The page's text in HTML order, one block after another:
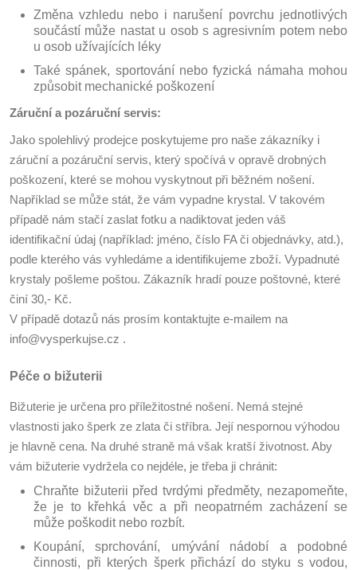
Změna vzhledu nebo i narušení povrchu jednotlivých
součástí může nastat u osob s agresivním potem nebo
u osob užívajících léky
Také spánek, sportování nebo fyzická námaha mohou
způsobit mechanické poškození
Záruční a pozáruční servis:
Jako spolehlivý prodejce poskytujeme pro naše zákazníky i
záruční a pozáruční servis, který spočívá v opravě drobných
poškození, které se mohou vyskytnout při běžném nošení.
Například se může stát, že vám vypadne krystal. V takovém
případě nám stačí zaslat fotku a nadiktovat jeden váš
identifikační údaj (například: jméno, číslo FA či objednávky, atd.),
podle kterého vás vyhledáme a identifikujeme zboží. Vypadnuté
krystaly pošleme poštou. Zákazník hradí pouze poštovné, které
činí 30,- Kč.
V případě dotazů nás prosím kontaktujte e-mailem na
info@vysperkujse.cz .
Péče o bižuterii
Bižuterie je určena pro příležitostné nošení. Nemá stejné
vlastnosti jako šperk ze zlata či stříbra. Její nespornou výhodou
je hlavně cena. Na druhé straně má však kratší životnost. Aby
vám bižuterie vydržela co nejdéle, je třeba ji chránit:
Chraňte bižuterii před tvrdými předměty, nezapomeňte,
že je to křehká věc a při neopatrném zacházení se
může poškodit nebo rozbít.
Koupání, sprchování, umývání nádobí a podobné
činnosti, při kterých šperk přichází do styku s vodou,